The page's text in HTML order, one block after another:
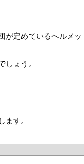
が定めているヘルメッ
しょう。
す。